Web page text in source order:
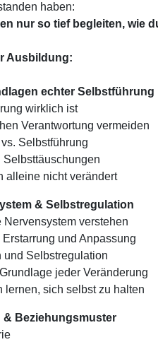
haben:
nur so tief begleiten, wie
Ausbildung:
echter Selbstführung
wirklich ist
Verantwortung vermeiden
Selbstführung
Selbsttäuschungen
alleine nicht verändert
& Selbstregulation
Nervensystem verstehen
Erstarrung und Anpassung
und Selbstregulation
jeder Veränderung
lernen, sich selbst zu halten
& Beziehungsmuster